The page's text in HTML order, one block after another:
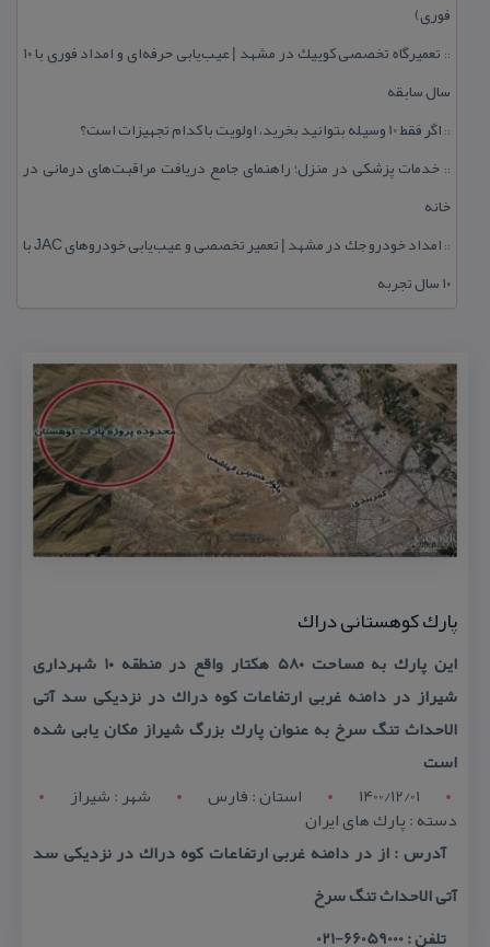
فوری)
::
تعمیرگاه تخصصی كوییك در مشهد | عیب‌یابی حرفه‌ای و امداد فوری با ۱۰
سال سابقه
:: اگر فقط 10 وسیله بتوانید بخرید، اولویت با كدام تجهیزات است؟
:: خدمات پزشكی در منزل؛ راهنمای جامع دریافت مراقبت‌های درمانی در
خانه
::
امداد خودرو جك در مشهد | تعمیر تخصصی و عیب‌یابی خودروهای JAC با
۱۰ سال تجربه
پارك كوهستانی دراك
این پارك به مساحت ۵۸۰ هكتار واقع در منطقه ۱۰ شهرداری
شیراز در دامنه غربی ارتفاعات كوه دراك در نزدیكی سد آتی
الاحداث تنگ سرخ به عنوان پارك بزرگ شیراز مكان یابی شده
است
1400/12/01
استان : فارس شهر : شيراز
دسته : پارك های ایران
آدرس : از در دامنه غربی ارتفاعات كوه دراك در نزدیكی سد
آتی الاحداث تنگ سرخ
تلفن : 66059000-021